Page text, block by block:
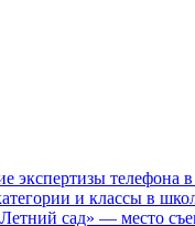
экспертизы телефона
и классы в
сад» — место